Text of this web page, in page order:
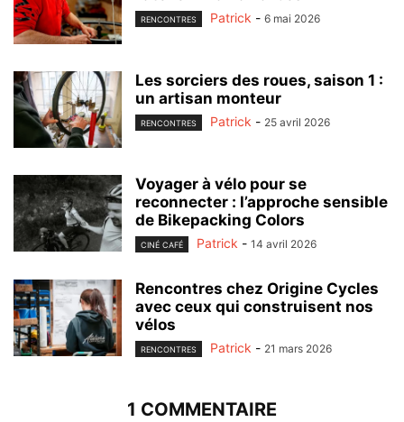
RENCONTRES Patrick - 6 mai 2026
Les sorciers des roues, saison 1 :
un artisan monteur
RENCONTRES Patrick - 25 avril 2026
Voyager à vélo pour se
reconnecter : l’approche sensible
de Bikepacking Colors
CINÉ CAFÉ Patrick - 14 avril 2026
Rencontres chez Origine Cycles
avec ceux qui construisent nos
vélos
RENCONTRES Patrick - 21 mars 2026
1 COMMENTAIRE